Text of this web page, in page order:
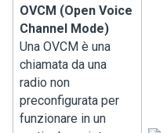
OVCM (Open Voice
Channel Mode)
Una OVCM è una
chiamata da una
radio non
preconfigurata per
funzionare in un